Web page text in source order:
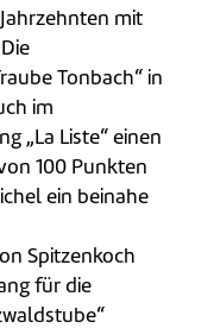
mit
Tonbach“ in
im
„La Liste“ einen
100 Punkten
ein beinahe
Spitzenkoch
für die